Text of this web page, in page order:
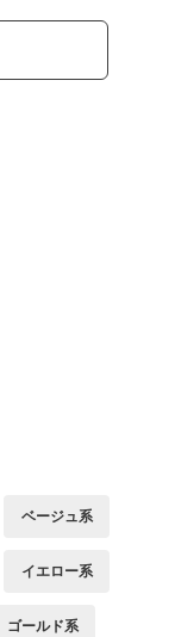
ベージュ系
イエロー系
ゴールド系